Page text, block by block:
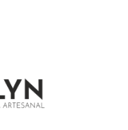
and will